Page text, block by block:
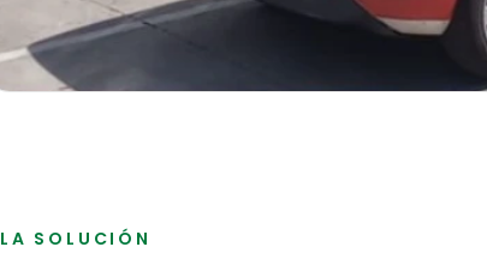
LA SOLUCIÓN